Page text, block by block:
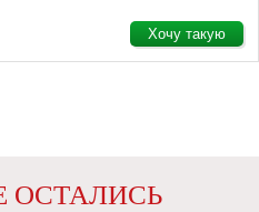
Хочу такую
ОСТАЛИСЬ